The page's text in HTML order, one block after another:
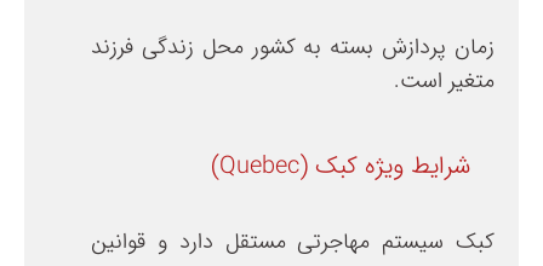
زمان پردازش بسته به کشور محل زندگی فرزند
متغیر است.
شرایط ویژه کبک (Quebec)
کبک سیستم مهاجرتی مستقل دارد و قوانین